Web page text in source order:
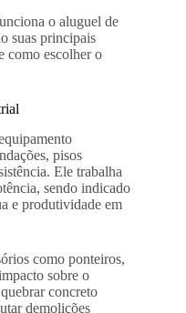
o aluguel de
suas principais
como escolher o
pisos
Ele trabalha
sendo indicado
e produtividade em
como ponteiros,
sobre o
concreto
demolições